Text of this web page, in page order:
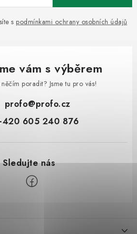
s podmínkami ochrany osobních údajů
vám s výběrem
poradit? Jsme tu pro vás!
profo@profo.cz
605 240 876